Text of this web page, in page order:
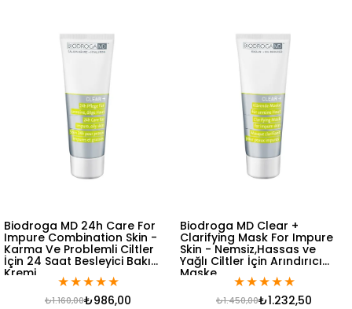
Biodroga MD 24h Care For
Impure Combination Skin -
Karma Ve Problemli Ciltler
İçin 24 Saat Besleyici Bakım
Kremi ★★★★★
₺986,00
₺1.160,00
Biodroga MD Clear +
Clarifying Mask For Impure
Skin - Nemsiz,Hassas ve
Yağlı Ciltler İçin Arındırıcı
Maske ★★★★★
₺1.232,50
₺1.450,00